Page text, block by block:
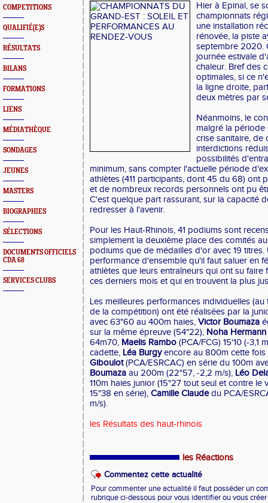
COMPETITIONS
QUALIFIÉ(E)S
RÉSULTATS
BILANS
FORMATIONS
LIENS
MÉDIATHÈQUE
SONDAGES
JEUNES
MASTERS
BIOGRAPHIES
SÉLECTIONS
DOCUMENTS OFFICIELS
CDA 68
SERVICES CLUBS
Hier à Epinal, se
championnats
une installation
rénovée, la piste
septembre 2020.
journée estivale
chaleur. Bref des
optimales, si ce
la ligne droite,
deux mètres par
Néanmoins, le
malgré la
crise sanitaire, de
interdictions
possibilités
minimum, sans compter l'actuelle période
athlètes (411 participants, dont 45 du 68) ont
et de nombreux records personnels ont pu
C'est quelque part rassurant, sur la capacité
redresser à l'avenir.
Pour les Haut-Rhinois, 41 podiums sont
simplement la deuxième place des comités
podiums que de médailles d'or avec 19 titres.
performance d'ensemble qu'il faut saluer en
athlètes que leurs entraîneurs qui ont su faire
ces derniers mois et qui en trouvent la plus
Les meilleures performances individuelles
de la compétition) ont été réalisées par la
avec 63"60 au 400m haies, Victor Boumaza
sur la même épreuve (54"22), Noha Hermann
64m70, Maelis Rambo (PCA/FCG) 15'10 (-3,1
cadette, Léa Burgyencore au 800m cette fois
Giboulot(PCA/ESRCAC) en série du 100m
Boumaza au 200m (22"57, -2,2 m/s), Léo
110m haies junior (15"27 tout seul et contre le
15"38 en série), Camille Claudedu PCA/
m/s).
les Résultats des haut-rhinois
les Réactions
Commentez cette actualité
Pour commenter une actualité il faut posséder un
rubrique ci-dessous pour vous identifier ou vous